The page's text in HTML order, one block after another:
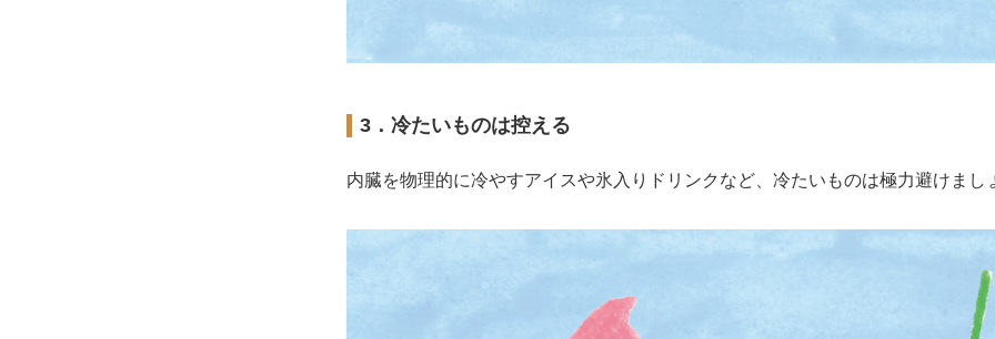
3．冷たいものは控える
内臓を物理的に冷やすアイスや氷入りドリンクなど、冷たいものは極力避けまし